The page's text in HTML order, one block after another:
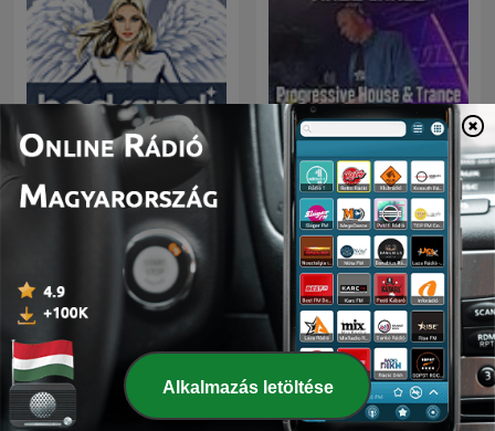
Hedkandi Radio
Progressive House &
Trance
Alkalmazás letöltése